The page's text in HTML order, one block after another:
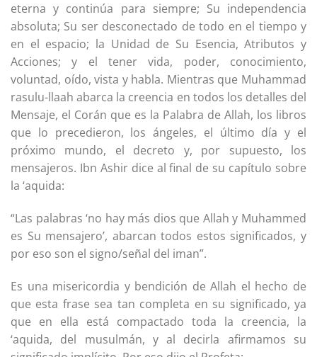
eterna y continúa para siempre; Su independencia
absoluta; Su ser desconectado de todo en el tiempo y
en el espacio; la Unidad de Su Esencia, Atributos y
Acciones; y el tener vida, poder, conocimiento,
voluntad, oído, vista y habla. Mientras que Muhammad
rasulu-llaah abarca la creencia en todos los detalles del
Mensaje, el Corán que es la Palabra de Allah, los libros
que lo precedieron, los ángeles, el último día y el
próximo mundo, el decreto y, por supuesto, los
mensajeros. Ibn Ashir dice al final de su capítulo sobre
la ‘aquida:
“Las palabras ‘no hay más dios que Allah y Muhammed
es Su mensajero’, abarcan todos estos significados, y
por eso son el signo/señal del iman”.
Es una misericordia y bendición de Allah el hecho de
que esta frase sea tan completa en su significado, ya
que en ella está compactado toda la creencia, la
‘aquida, del musulmán, y al decirla afirmamos su